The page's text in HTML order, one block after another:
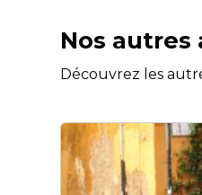
Nos autres
Découvrez les